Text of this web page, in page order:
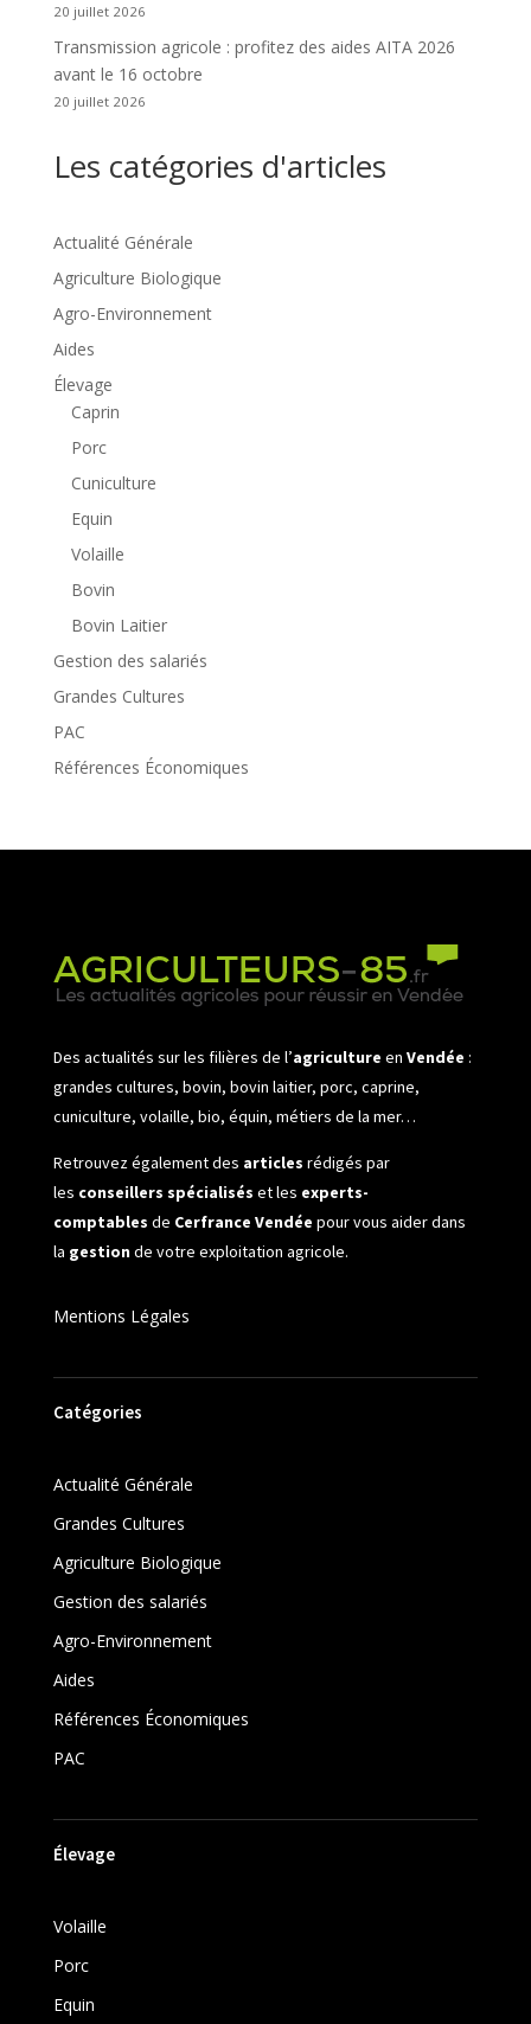
20 juillet 2026
Transmission agricole : profitez des aides AITA 2026
avant le 16 octobre
20 juillet 2026
Les catégories d'articles
Actualité Générale
Agriculture Biologique
Agro-Environnement
Aides
Élevage
Caprin
Porc
Cuniculture
Equin
Volaille
Bovin
Bovin Laitier
Gestion des salariés
Grandes Cultures
PAC
Références Économiques
Des actualités sur les filières de l’agriculture en Vendée :
grandes cultures, bovin, bovin laitier, porc, caprine,
cuniculture, volaille, bio, équin, métiers de la mer…
Retrouvez également des articles rédigés par
les conseillers spécialisés et les experts-
comptables de Cerfrance Vendée pour vous aider dans
la gestionde votre exploitation agricole.
Mentions Légales
Catégories
Actualité Générale
Grandes Cultures
Agriculture Biologique
Gestion des salariés
Agro-Environnement
Aides
Références Économiques
PAC
Élevage
Volaille
Porc
Equin